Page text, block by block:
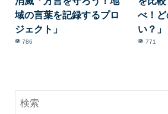
域の言葉を記録するプロ
ジェクト」
786
べ！
い？」
771